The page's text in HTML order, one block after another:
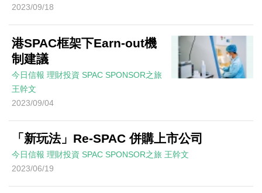
2023/09/18
港SPAC框架下Earn-out機
制建議
今日信報 理財投資 SPAC SPONSOR之旅
王幹文
2023/09/04
「新玩法」Re-SPAC 併購上市公司
今日信報 理財投資 SPAC SPONSOR之旅 王幹文
2023/06/19